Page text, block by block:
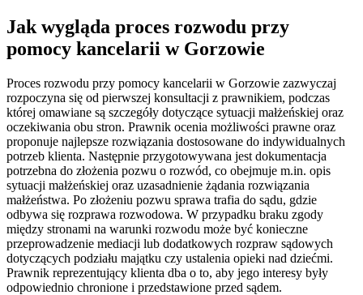
Jak wygląda proces rozwodu przy
pomocy kancelarii w Gorzowie
Proces rozwodu przy pomocy kancelarii w Gorzowie zazwyczaj
rozpoczyna się od pierwszej konsultacji z prawnikiem, podczas
której omawiane są szczegóły dotyczące sytuacji małżeńskiej oraz
oczekiwania obu stron. Prawnik ocenia możliwości prawne oraz
proponuje najlepsze rozwiązania dostosowane do indywidualnych
potrzeb klienta. Następnie przygotowywana jest dokumentacja
potrzebna do złożenia pozwu o rozwód, co obejmuje m.in. opis
sytuacji małżeńskiej oraz uzasadnienie żądania rozwiązania
małżeństwa. Po złożeniu pozwu sprawa trafia do sądu, gdzie
odbywa się rozprawa rozwodowa. W przypadku braku zgody
między stronami na warunki rozwodu może być konieczne
przeprowadzenie mediacji lub dodatkowych rozpraw sądowych
dotyczących podziału majątku czy ustalenia opieki nad dziećmi.
Prawnik reprezentujący klienta dba o to, aby jego interesy były
odpowiednio chronione i przedstawione przed sądem.